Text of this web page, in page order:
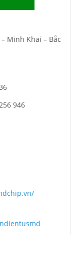
Minh Khai – Bắc
946